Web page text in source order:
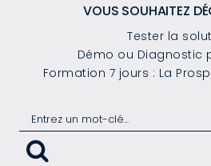
VOUS SOUHAITEZ
Tester la
Démo ou Diagnostic
Formation 7 jours : La